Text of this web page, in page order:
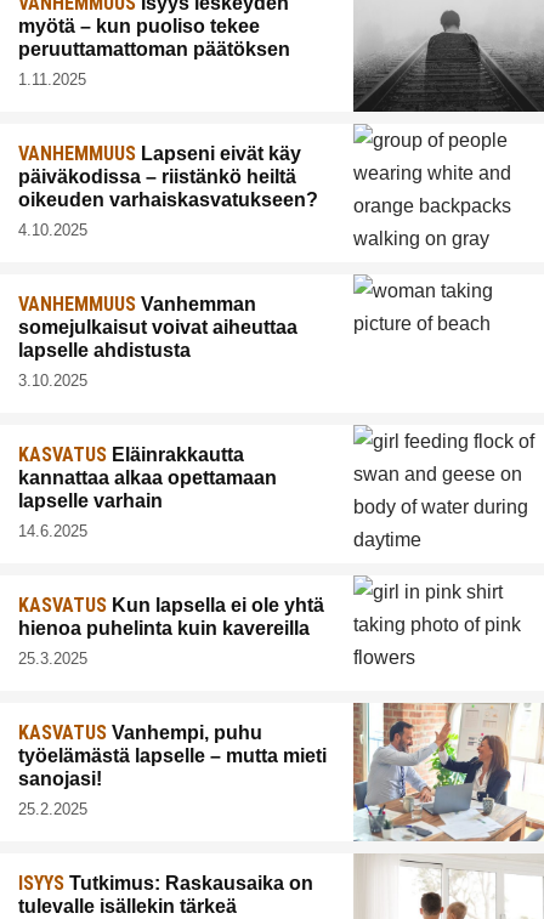
myötä – kun puoliso tekee
peruuttamattoman päätöksen
1.11.2025
VANHEMMUUS Lapseni eivät käy
päiväkodissa – riistänkö heiltä
oikeuden varhaiskasvatukseen?
4.10.2025
VANHEMMUUS Vanhemman
somejulkaisut voivat aiheuttaa
lapselle ahdistusta
3.10.2025
KASVATUS Eläinrakkautta
kannattaa alkaa opettamaan
lapselle varhain
14.6.2025
KASVATUS Kun lapsella ei ole yhtä
hienoa puhelinta kuin kavereilla
25.3.2025
KASVATUS Vanhempi, puhu
työelämästä lapselle – mutta mieti
sanojasi!
25.2.2025
ISYYS Tutkimus: Raskausaika on
tulevalle isällekin tärkeä